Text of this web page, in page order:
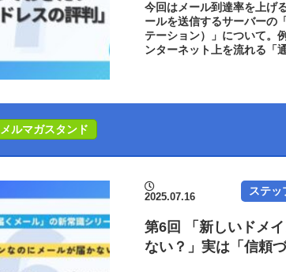
今回はメール到達率を上げ
ールを送信するサーバーの
テーション）」について。
ンターネット上を流れる「
メルマガスタンド
2025.07.16 ステッ
第6回 「新しいドメ
ない？」実は「信頼